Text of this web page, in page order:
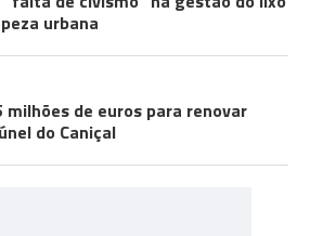
urbana
milhões de euros para renovar
do Caniçal